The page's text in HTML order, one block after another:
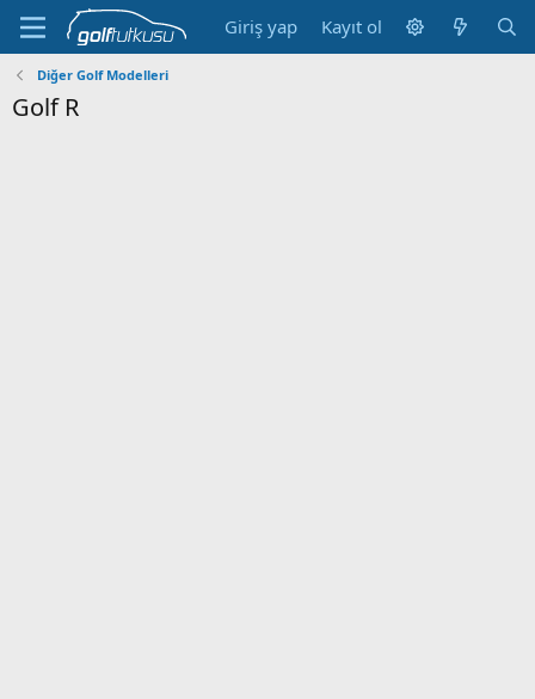
Giriş yap Kayıt ol
Diğer Golf Modelleri
Golf R